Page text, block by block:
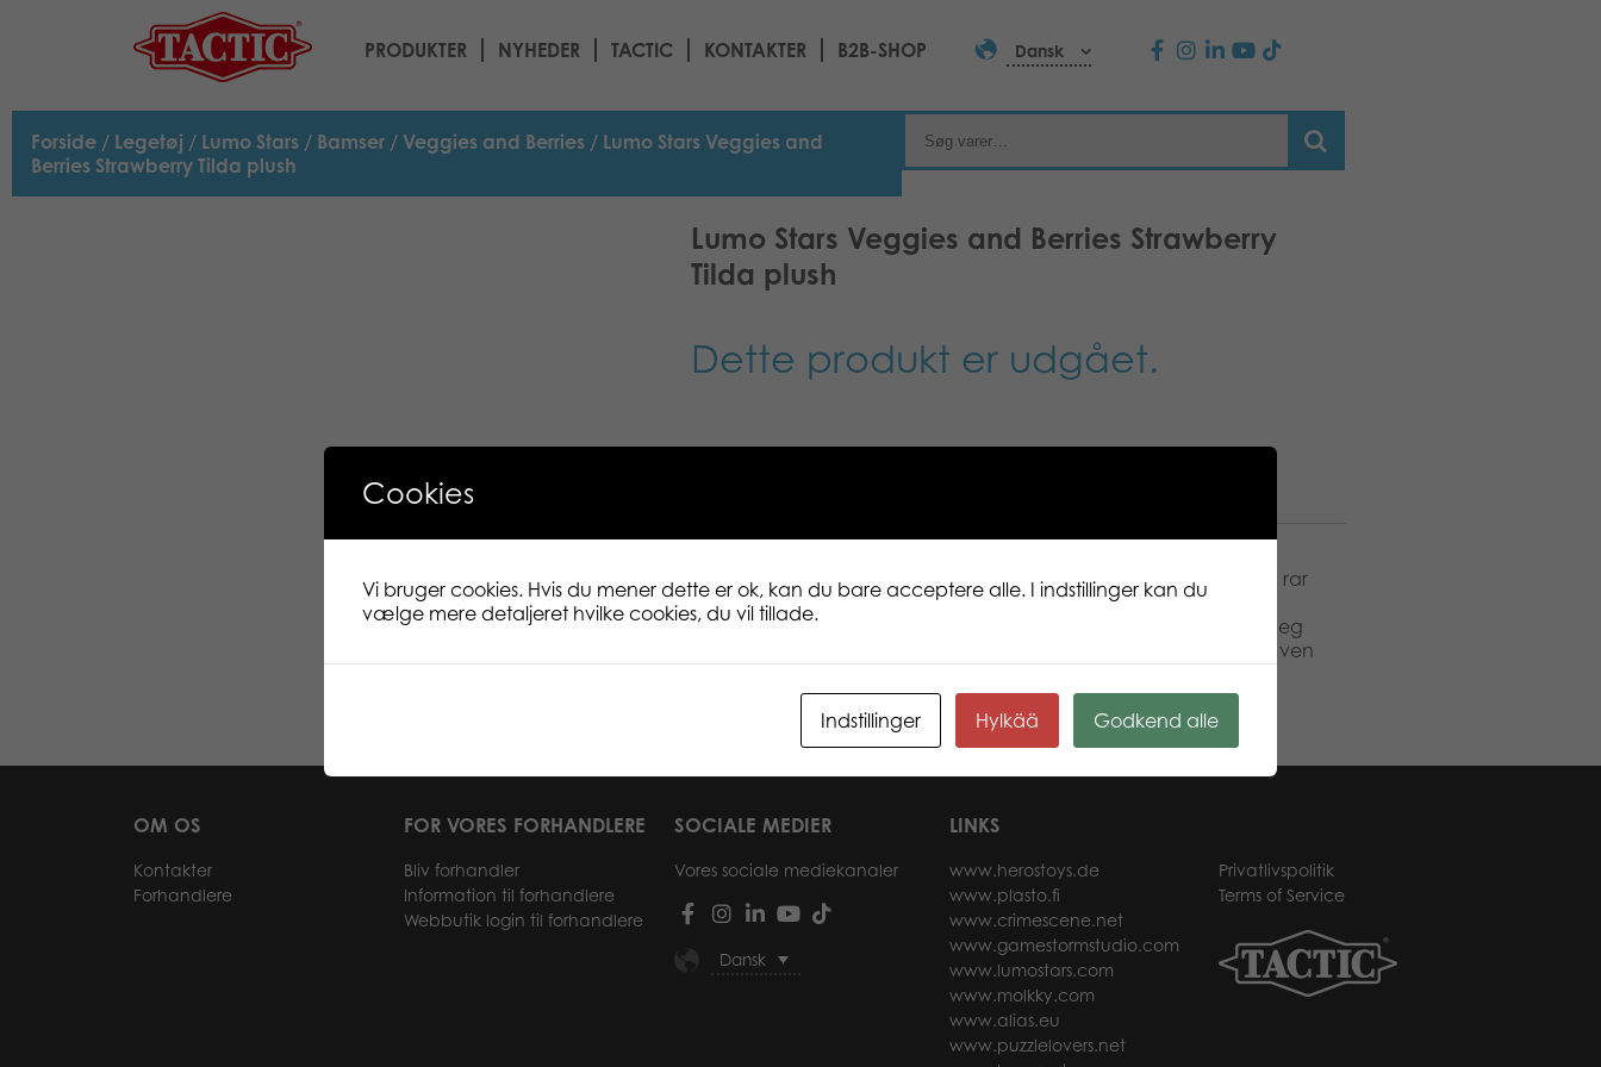
PRODUKTER NYHEDER TACTIC KONTAKTER B2B-SHOP Dansk
Forside / Legetøj / Lumo Stars / Bamser / Veggies and Berries / Lumo Stars Veggies and
Berries Strawberry Tilda plush
Lumo Stars Veggies and Berries Strawberry
Tilda plush
Dette produkt er udgået.
Classic 15 cm. Samlbar baby dyr plys. Glad, huggable, venlig, rar
og sød. Vi smiler mere! Sød Northern Brights plys kollektion er
baseret på den ægte nordiske natur og dyreliv. Finsk design. Jeg
er sød, ikke? Men du er den sødeste. Jeg ville elske at have en ven
OM OS
Kontakter
Forhandlere
FOR VORES FORHANDLERE
Bliv forhandler
Information til forhandlere
Webbutik login til forhandlere
SOCIALE MEDIER
Vores sociale mediekanaler
Dansk
LINKS
www.herostoys.de
www.plasto.fi
www.crimescene.net
www.gamestormstudio.com
www.lumostars.com
www.molkky.com
www.alias.eu
www.puzzlelovers.net
Privatlivspolitik
Terms of Service
Cookies
Vi bruger cookies. Hvis du mener dette er ok, kan du bare acceptere alle. I indstillinger kan du
vælge mere detaljeret hvilke cookies, du vil tillade.
Indstillinger Hylkää Godkend alle